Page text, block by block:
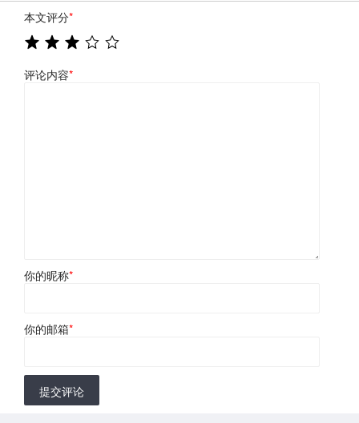
本文评分*
评论内容*
你的昵称*
你的邮箱*
提交评论